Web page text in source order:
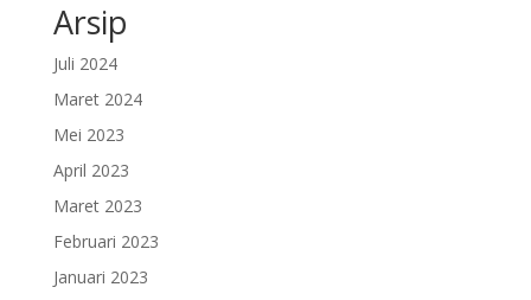
Arsip
Juli 2024
Maret 2024
Mei 2023
April 2023
Maret 2023
Februari 2023
Januari 2023